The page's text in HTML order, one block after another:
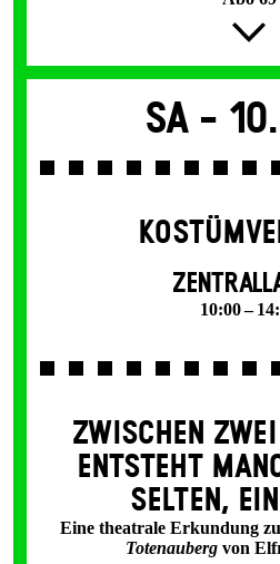
Sa -
10:00 –
ZWISCHEN
ENT­STEHT
SELTEN,
Eine theatrale Erkundung
Totenauberg von